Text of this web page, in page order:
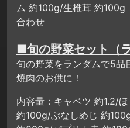
ム 約100g/生椎茸 約
合わせ
■旬の野菜セット（
旬の野菜をランダムで5品
焼肉のお供に！
内容量：キャベツ 約1.2/
約100g/ぶなしめじ 約